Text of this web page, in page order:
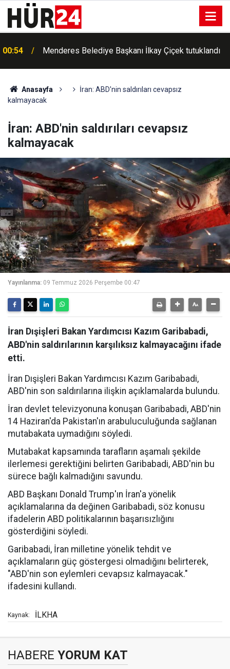
00:54 Menderes Belediye Başkanı İlkay Çiçek tutuklandı
Anasayfa
İran: ABD'nin saldırıları cevapsız
kalmayacak
İran: ABD'nin saldırıları cevapsız
kalmayacak
Yayınlanma: 09 Temmuz 2026 Perşembe 00:47
İran Dışişleri Bakan Yardımcısı Kazım Garibabadi,
ABD'nin saldırılarının karşılıksız kalmayacağını ifade
etti.
İran Dışişleri Bakan Yardımcısı Kazım Garibabadi,
ABD'nin son saldırılarına ilişkin açıklamalarda bulundu.
İran devlet televizyonuna konuşan Garibabadi, ABD'nin
14 Haziran'da Pakistan'ın arabuluculuğunda sağlanan
mutabakata uymadığını söyledi.
Mutabakat kapsamında tarafların aşamalı şekilde
ilerlemesi gerektiğini belirten Garibabadi, ABD'nin bu
sürece bağlı kalmadığını savundu.
ABD Başkanı Donald Trump'ın İran'a yönelik
açıklamalarına da değinen Garibabadi, söz konusu
ifadelerin ABD politikalarının başarısızlığını
gösterdiğini söyledi.
Garibabadi, İran milletine yönelik tehdit ve
açıklamaların güç göstergesi olmadığını belirterek,
"ABD'nin son eylemleri cevapsız kalmayacak."
ifadesini kullandı.
Kaynak: İLKHA
HABERE YORUM KAT